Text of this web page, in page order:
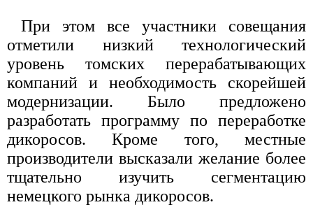
При этом все участники совещания
отметили низкий технологический
уровень томских перерабатывающих
компаний и необходимость скорейшей
модернизации. Было предложено
разработать программу по переработке
дикоросов. Кроме того, местные
производители высказали желание более
тщательно изучить сегментацию
немецкого рынка дикоросов.